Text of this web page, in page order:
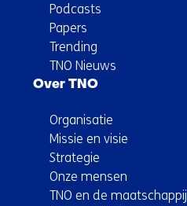
Podcasts
Papers
Trending
TNO Nieuws
Over TNO
Organisatie
Missie en visie
Strategie
Onze mensen
TNO en de maatschappij